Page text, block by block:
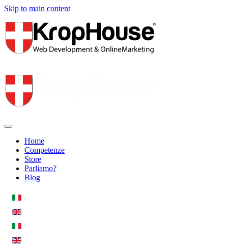
Skip to main content
Home
Competenze
Store
Parliamo?
Blog